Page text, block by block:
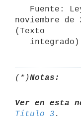
noviembre
(Texto
(*)Notas:
Ver en esta
Título 3